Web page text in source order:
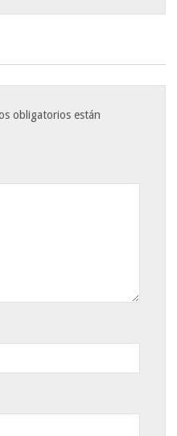
obligatorios están